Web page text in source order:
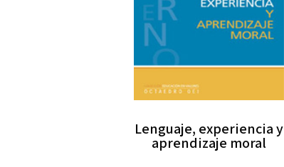
Lenguaje, experiencia y
aprendizaje moral